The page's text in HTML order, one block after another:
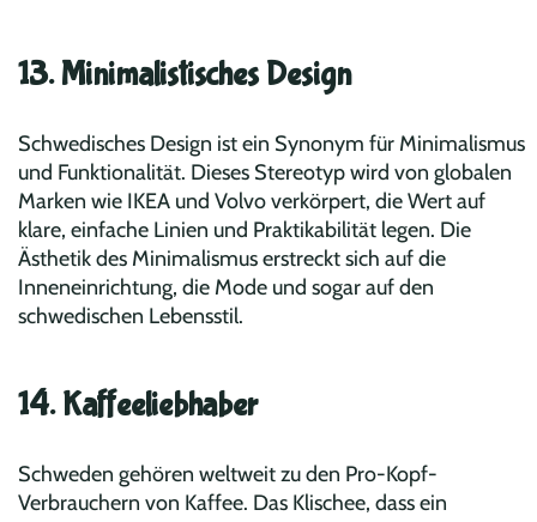
13. Minimalistisches Design
Schwedisches Design ist ein Synonym für Minimalismus
und Funktionalität. Dieses Stereotyp wird von globalen
Marken wie IKEA und Volvo verkörpert, die Wert auf
klare, einfache Linien und Praktikabilität legen. Die
Ästhetik des Minimalismus erstreckt sich auf die
Inneneinrichtung, die Mode und sogar auf den
schwedischen Lebensstil.
14. Kaffeeliebhaber
Schweden gehören weltweit zu den Pro-Kopf-
Verbrauchern von Kaffee. Das Klischee, dass ein